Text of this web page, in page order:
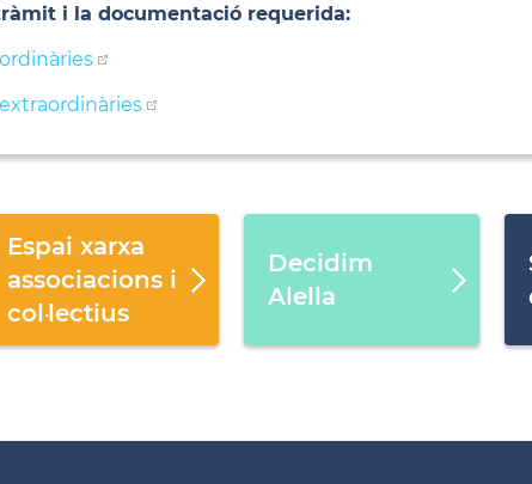
i la documentació requerida:
Espai xarxa
associacions i
col·lectius
Decidim
Alella